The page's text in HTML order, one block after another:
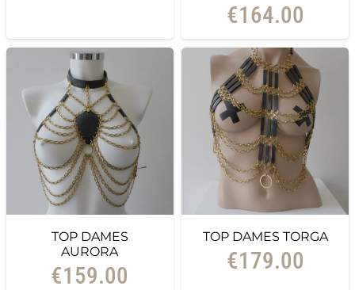
€164.00
TOP DAMES
AURORA
€159.00
TOP DAMES TORGA
€179.00